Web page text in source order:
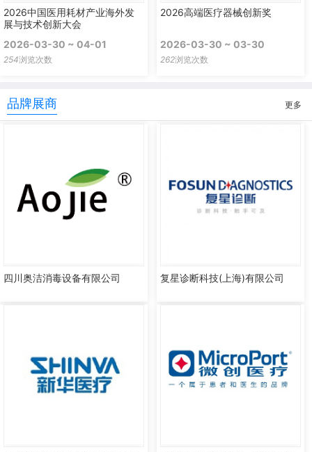
2026中国医用耗材产业海外发
展与技术创新大会
2026-03-30 ~ 04-01
254浏览次数
2026高端医疗器械创新奖
2026-03-30 ~ 03-30
262浏览次数
品牌展商 更多
四川奥洁消毒设备有限公司 复星诊断科技(上海)有限公司